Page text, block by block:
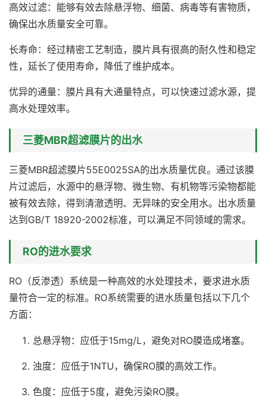
高效过滤：能够有效去除悬浮物、细菌、病毒等有害物质，
确保出水质量安全可靠。
长寿命：经过精密工艺制造，膜片具有很高的耐久性和稳定
性，延长了使用寿命，降低了维护成本。
优异的通量：膜片具有大通量特点，可以快速过滤水源，提
高水处理效率。
三菱MBR超滤膜片的出水
三菱MBR超滤膜片55E0025SA的出水质量优良。通过该膜
片过滤后，水源中的悬浮物、微生物、有机物等污染物都能
被有效去除，得到清澈透明、无异味的安全用水。出水质量
达到GB/T 18920-2002标准，可以满足不同领域的需求。
RO的进水要求
RO（反渗透）系统是一种高效的水处理技术，要求进水质
量符合一定的标准。RO系统需要的进水质量包括以下几个
方面：
总悬浮物：应低于15mg/L，避免对RO膜造成堵塞。
浊度：应低于1NTU，确保RO膜的高效工作。
色度：应低于5度，避免污染RO膜。